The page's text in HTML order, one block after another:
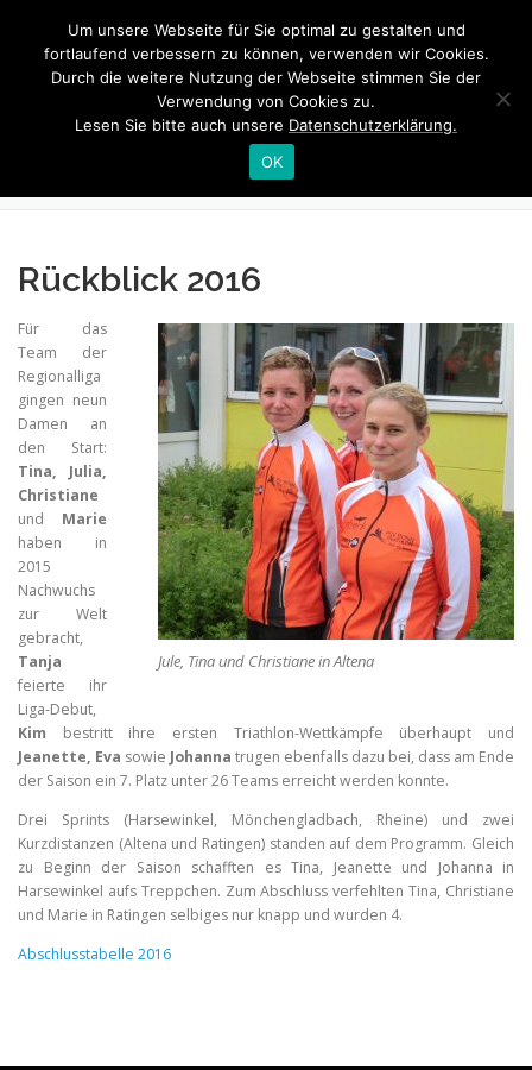
springen
NEWS
INTERNER BEREICH
DAMEN REGIONALLIGA
Rückblick 2016
Jule, Tina und Christiane in Altena
Für das
Team der
Regionalliga
gingen neun
Damen an
den Start:
Tina, Julia,
Christiane
und Marie
haben in
2015
Nachwuchs
zur Welt
gebracht,
Tanja
feierte ihr
Liga-Debut,
Kim bestritt ihre ersten Triathlon-Wettkämpfe überhaupt und
Jeanette, Eva sowie Johanna trugen ebenfalls dazu bei, dass am Ende
der Saison ein 7. Platz unter 26 Teams erreicht werden konnte.
Drei Sprints (Harsewinkel, Mönchengladbach, Rheine) und zwei
Kurzdistanzen (Altena und Ratingen) standen auf dem Programm. Gleich
zu Beginn der Saison schafften es Tina, Jeanette und Johanna in
Harsewinkel aufs Treppchen. Zum Abschluss verfehlten Tina, Christiane
und Marie in Ratingen selbiges nur knapp und wurden 4.
Abschlusstabelle 2016
Um unsere Webseite für Sie optimal zu gestalten und
fortlaufend verbessern zu können, verwenden wir Cookies.
Durch die weitere Nutzung der Webseite stimmen Sie der
Verwendung von Cookies zu.
Lesen Sie bitte auch unsere Datenschutzerklärung.
OK